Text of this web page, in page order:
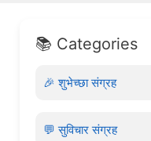
📚 Categories
🎉 शुभेच्छा संग्रह
💬 सुविचार संग्रह